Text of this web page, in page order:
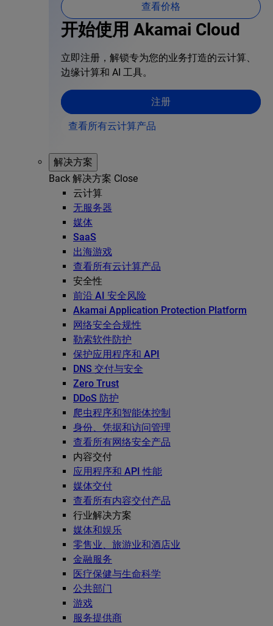
查看价格
开始使用 Akamai Cloud
立即注册，解锁专为您的业务打造的云计算、
边缘计算和 AI 工具。
注册
查看所有云计算产品
解决方案
Back 解决方案 Close
云计算
无服务器
媒体
SaaS
出海游戏
查看所有云计算产品
安全性
前沿 AI 安全风险
Akamai Application Protection Platform
网络安全合规性
勒索软件防护
保护应用程序和 API
DNS 交付与安全
Zero Trust
DDoS 防护
爬虫程序和智能体控制
身份、凭据和访问管理
查看所有网络安全产品
内容交付
应用程序和 API 性能
媒体交付
查看所有内容交付产品
行业解决方案
媒体和娱乐
零售业、旅游业和酒店业
金融服务
医疗保健与生命科学
公共部门
游戏
服务提供商